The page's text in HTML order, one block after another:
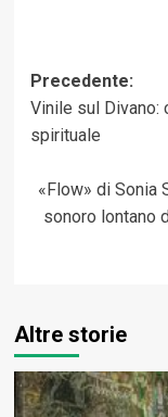
articolo
Precedente:
Vinile sul Divano:
spirituale
«Flow» di Sonia
sonoro lontano
Altre storie